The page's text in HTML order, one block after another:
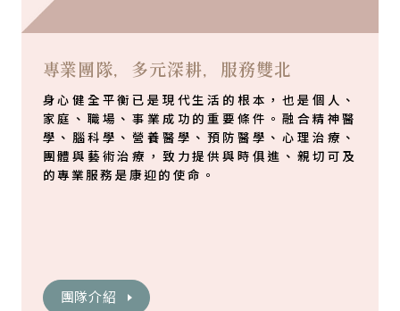
專業團隊，多元深耕，服務雙北
身心健全平衡已是現代生活的根本，也是個人、
家庭、職場、事業成功的重要條件。融合精神醫
學、腦科學、營養醫學、預防醫學、心理治療、
團體與藝術治療，致力提供與時俱進、親切可及
的專業服務是康迎的使命。
團隊介紹